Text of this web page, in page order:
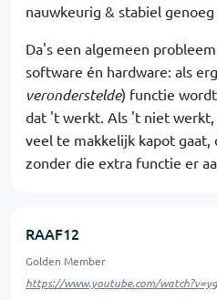
nauwkeurig & stabiel
Da's een algemeen
software én hardware: als
veronderstelde) functie
dat 't werkt. Als 't niet
veel te makkelijk kapot
zonder die extra functie er
RAAF12
Golden Member
https://www.youtube.com/